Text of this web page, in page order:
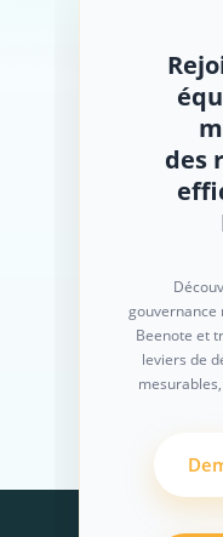
des
gouvernance
Beenote et
leviers de